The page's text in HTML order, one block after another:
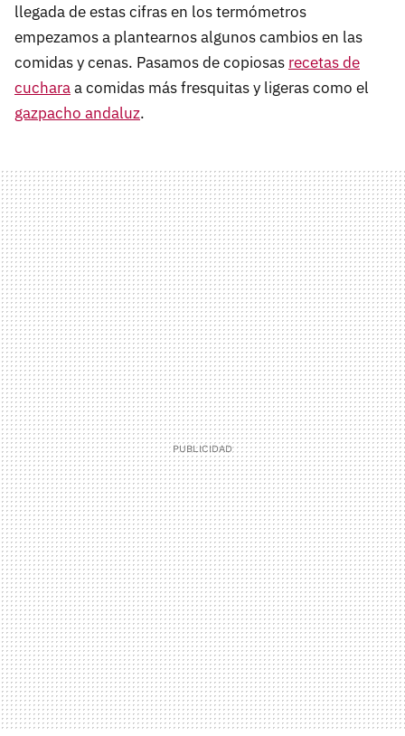
llegada de estas cifras en los termómetros
empezamos a plantearnos algunos cambios en las
comidas y cenas. Pasamos de copiosas recetas de
cucharaa comidas más fresquitas y ligeras como el
gazpacho andaluz.